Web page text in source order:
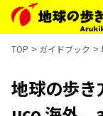
TOP ガイドブック
地球の歩